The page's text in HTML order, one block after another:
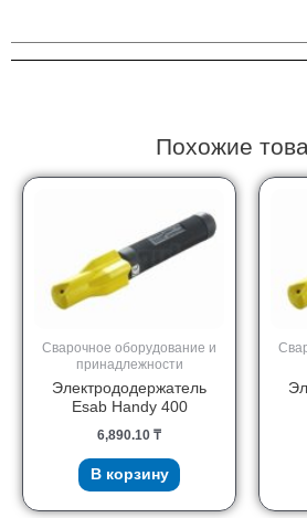
Похожие
Сварочное оборудование и
принадлежности
Электрододержатель
Esab Handy 400
6,890.10 ₸
В корзину